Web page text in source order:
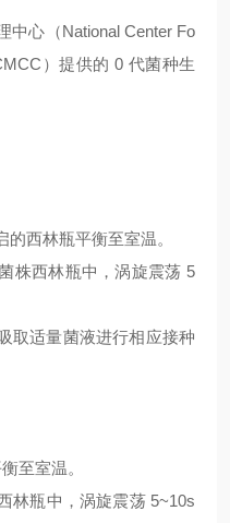
中心（National Center Fo
）提供的 0 代菌种生
西林瓶平衡至室温。
株西林瓶中，涡旋震荡 5
取适量菌液进行相应接种
至室温。
林瓶中，涡旋震荡 5~10s